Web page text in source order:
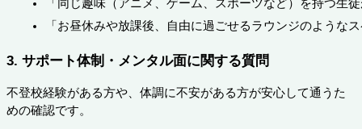
「同じ趣味（アニメ、ゲーム、スポーツなど）を持つ生
「お昼休みや放課後、自由に過ごせるラウンジのような
3. サポート体制・メンタル面に関する質問
不登校経験がある方や、体調に不安がある方が安心して通うた
めの確認です。